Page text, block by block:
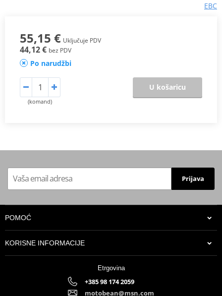
EBC
55,15 € Uključuje PDV
44,12 € bez PDV
Po narudžbi
(komand)
U košaricu
Prijava
POMOĆ
KORISNE INFORMACIJE
Etrgovina
+385 98 174 2059
motobean@msn.com